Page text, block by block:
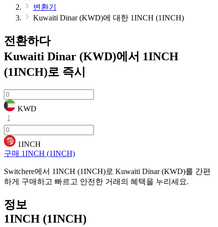
변환기
Kuwaiti Dinar (KWD)에 대한 1INCH (1INCH)
전환하다
Kuwaiti Dinar (KWD)에서 1INCH
(1INCH)로 즉시
KWD
1INCH
구매 1INCH (1INCH)
Switchere에서 1INCH (1INCH)로 Kuwaiti Dinar (KWD)를 간편
하게 구매하고 빠르고 안전한 거래의 혜택을 누리세요.
정보
1INCH (1INCH)